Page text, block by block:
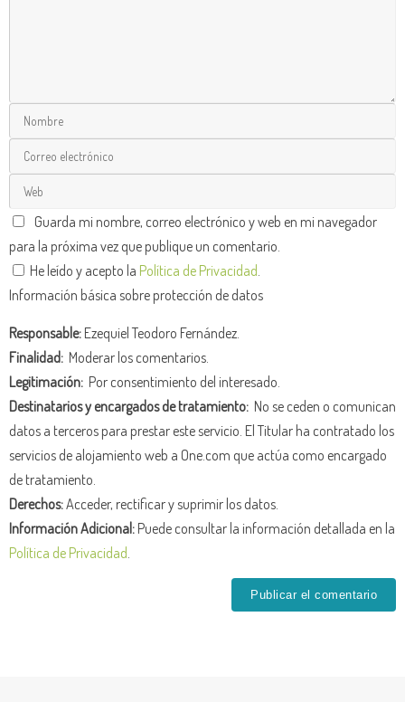
Guarda mi nombre, correo electrónico y web en mi navegador
para la próxima vez que publique un comentario.
He leído y acepto la Política de Privacidad
Información básica sobre protección de datos
Responsable:Ezequiel Teodoro Fernández.
Finalidad: Moderar los comentarios.
Legitimación: Por consentimiento del interesado.
Destinatarios y encargados de tratamiento: No se ceden o comunican
datos a terceros para prestar este servicio. El Titular ha contratado los
servicios de alojamiento web a One.com que actúa como encargado
de tratamiento.
Derechos:Acceder, rectificar y suprimir los datos.
Información Adicional:Puede consultar la información detallada en la
Política de Privacidad